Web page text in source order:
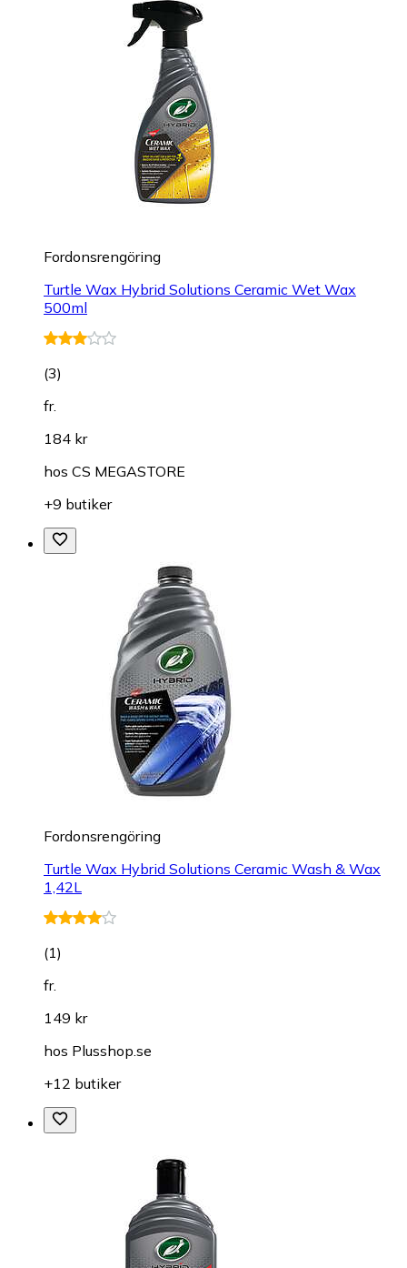
Fordonsrengöring
Turtle Wax Hybrid Solutions Ceramic Wet Wax
500ml
(3)
fr.
184 kr
hos CS MEGASTORE
+9 butiker
Fordonsrengöring
Turtle Wax Hybrid Solutions Ceramic Wash & Wax
1,42L
(1)
fr.
149 kr
hos Plusshop.se
+12 butiker